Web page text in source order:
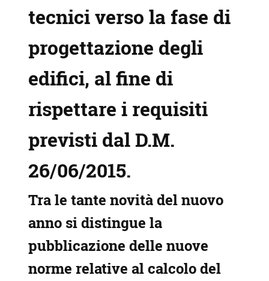
tecnici verso la fase di
progettazione degli
edifici, al fine di
rispettare i requisiti
previsti dal D.M.
26/06/2015.
Tra le tante novità del nuovo
anno si distingue la
pubblicazione delle nuove
norme relative alcalcolo del